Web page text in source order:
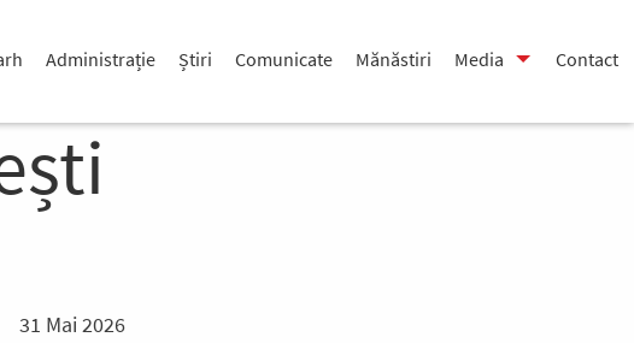
Administrație Știri Comunicate Mănăstiri Media Contact
31 Mai 2026